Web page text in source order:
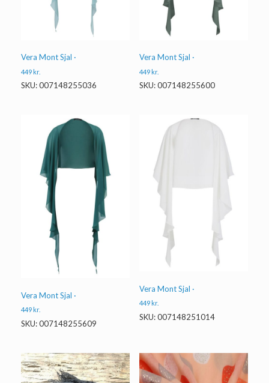
Vera Mont Sjal ·
449kr.
SKU: 007148255036
Vera Mont Sjal ·
449kr.
SKU: 007148255600
Vera Mont Sjal ·
449 kr.
SKU: 007148255609
Vera Mont Sjal ·
449 kr.
SKU: 007148251014